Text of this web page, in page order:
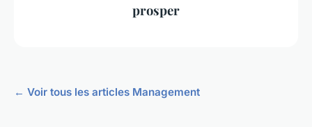
prosper
← Voir tous les articles Management